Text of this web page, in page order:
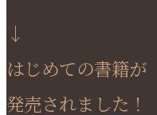
↓
はじめての書籍が
発売されました！